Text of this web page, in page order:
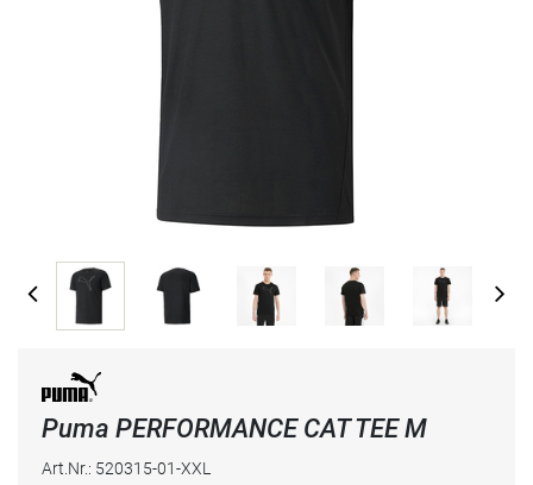
Puma PERFORMANCE CAT TEE M
Art.Nr.: 520315-01-XXL